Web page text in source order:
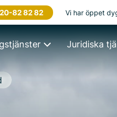
82 82 82 Vi har öppet
Juridiska